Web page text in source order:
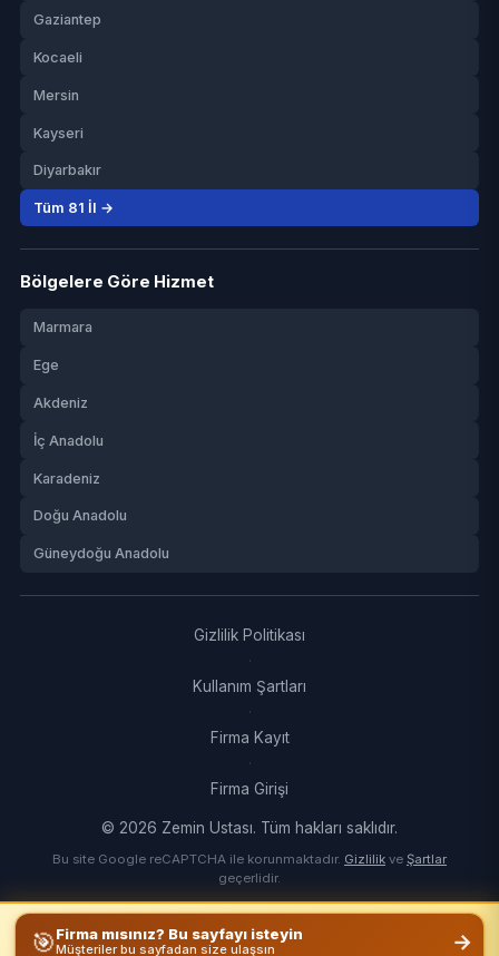
🎯Firma mısınız? Bu sayfayı isteyin
Müşteriler bu sayfadan size ulaşsın →
Gaziantep
Kocaeli
Mersin
Kayseri
Diyarbakır
Tüm 81 İl →
Bölgelere Göre Hizmet
Marmara
Ege
Akdeniz
İç Anadolu
Karadeniz
Doğu Anadolu
Güneydoğu Anadolu
Gizlilik Politikası
·
Kullanım Şartları
·
Firma Kayıt
·
Firma Girişi
© 2026 Zemin Ustası. Tüm hakları saklıdır.
Bu site Google reCAPTCHA ile korunmaktadır. Gizlilik ve Şartlar
geçerlidir.